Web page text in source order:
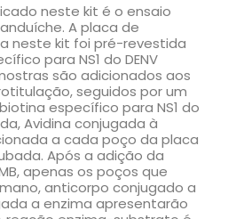
neste kit é o ensaio
A placa de
neste kit foi pré-revestida
para NS1 do DENV
são adicionados aos
seguidos por um
específico para NS1 do
Avidina conjugada à
a cada poço da placa
Após a adição da
apenas os poços que
anticorpo conjugado a
a enzima apresentarão